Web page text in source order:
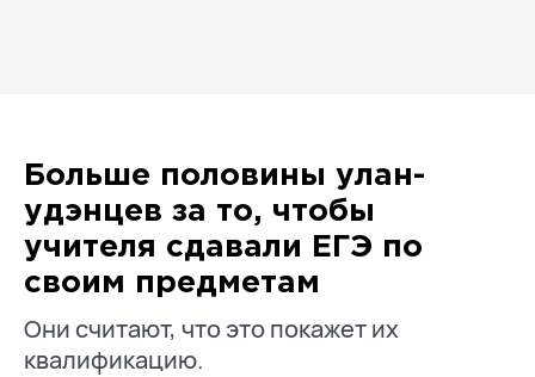
Больше половины улан-
удэнцев за то, чтобы
учителя сдавали ЕГЭ по
своим предметам
Они считают, что это покажет их
квалификацию.